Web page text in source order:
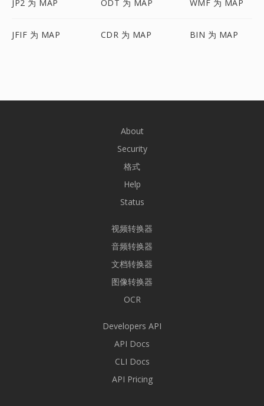
JP2 为 MAP ODT 为 MAP WMF 为 MAP
JFIF 为 MAP CDR 为 MAP BIN 为 MAP
About
Security
格式
Help
Status
视频转换器
音频转换器
文档转换器
图像转换器
OCR
Developers API
API Docs
CLI Docs
API Pricing